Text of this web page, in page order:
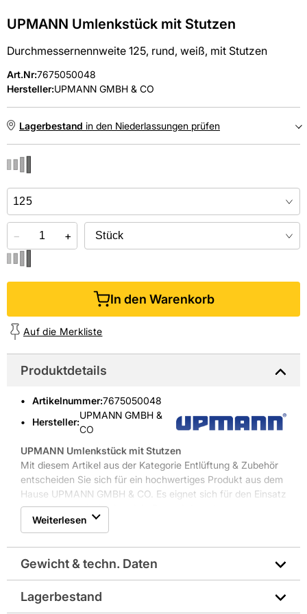
UPMANN Umlenkstück mit Stutzen
Durchmessernennweite 125, rund, weiß, mit Stutzen
Art.Nr:7675050048
Hersteller:UPMANN GMBH & CO
Lagerbestand in den Niederlassungen prüfen
− +
In den Warenkorb
Auf die Merkliste
Produktdetails
Artikelnummer:7675050048
Hersteller:
UPMANN GMBH &
CO
UPMANN Umlenkstück mit Stutzen
Mit diesem Artikel aus der Kategorie Entlüftung & Zubehör
entscheiden Sie sich für ein hochwertiges Produkt aus dem
Hause UPMANN GMBH & CO. Es eignet sich für den Einsatz
im Innen- und Außenbereich. Dort wird es etwa an
Fassaden verwendet. Die Maße des Produkts betragen 24
cm x 15 cm x 13,6 cm. Der Artikel ist in der Farbe Weiß
gehalten.
Weiterlesen
Gewicht & techn. Daten
Breite in mm: 150
Lagerbestand